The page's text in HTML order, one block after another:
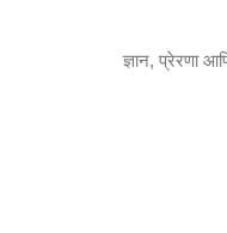
ज्ञान, प्रेरणा